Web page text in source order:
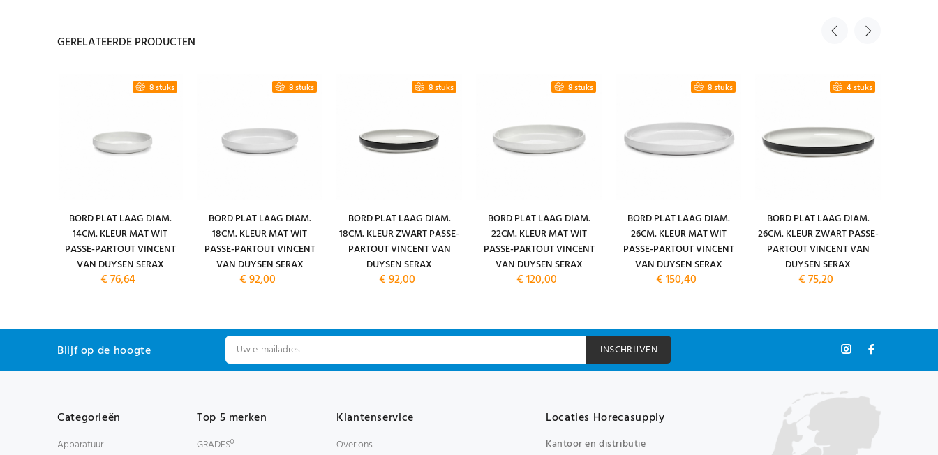
GERELATEERDE PRODUCTEN
8 stuks
BORD PLAT LAAG DIAM.
14CM. KLEUR MAT WIT
PASSE-PARTOUT VINCENT
VAN DUYSEN SERAX
€ 76,64
8 stuks
BORD PLAT LAAG DIAM.
18CM. KLEUR MAT WIT
PASSE-PARTOUT VINCENT
VAN DUYSEN SERAX
€ 92,00
8 stuks
BORD PLAT LAAG DIAM.
18CM. KLEUR ZWART PASSE-
PARTOUT VINCENT VAN
DUYSEN SERAX
€ 92,00
8 stuks
BORD PLAT LAAG DIAM.
22CM. KLEUR MAT WIT
PASSE-PARTOUT VINCENT
VAN DUYSEN SERAX
€ 120,00
8 stuks
BORD PLAT LAAG DIAM.
26CM. KLEUR MAT WIT
PASSE-PARTOUT VINCENT
VAN DUYSEN SERAX
€ 150,40
4 stuks
BORD PLAT LAAG DIAM.
26CM. KLEUR ZWART PASSE-
PARTOUT VINCENT VAN
DUYSEN SERAX
€ 75,20
Blijf op de hoogte INSCHRIJVEN
Categorieën
Apparatuur
Top 5 merken
GRADESº
Klantenservice
Over ons
Locaties Horecasupply
Kantoor en distributie